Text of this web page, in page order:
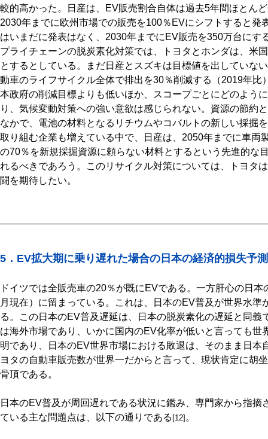
較的高かった。日産は、EV販売割合自体は過去5年間ほとん
2030年までに欧州市場での販売を100％EVにシフトすると発
はいまだに発表はなく、2030年までにEV販売を350万台にす
プライチェーンの脱炭素化対策では、トヨタとホンダは、米
とするとしている。まだ日産とスズキは目標値を出していな
動車のライフサイクル全体で排出を30％削減する（2019年比
本政府の削減目標よりも低いほか、スコープごとにどのよう
り、気候変動対策への強い意欲は感じられない。資源の節約
なかで、電池の材料となるリチウムやコバルトの新しい採掘
取り組む企業も増えている中で、日産は、2050年までに車両
の70％を新規採掘資源に頼らない材料とするという先進的な
れるべきであろう。このリサイクル対策については、トヨタ
闘を期待したい。
5．EV拡大期に乗り遅れた場合の日本の経済的損失予測
ドイツでは全販売車の20％が既にEVである。一方肝心の日
月現在）に留まっている。これは、日本のEV普及が世界水準
る。この日本のEV普及遅延は、日本の脱炭素化の遅延と同義
は海外市場であり、いかに国内のEV化率が低いと言っても世
明であり、日本のEV世界市場における敗退は、そのまま日本
ヨタの自動車販売数が世界一だからと言って、現状肯定に胡
骨頂である。
日本のEV普及が周回遅れである状況に鑑み、専門家から指
ている主な問題点は、以下の通りである [12] 。